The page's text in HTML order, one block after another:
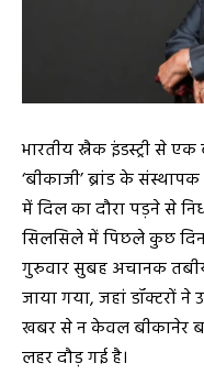
भारतीय स्नैक इंडस्ट्री से
‘बीकाजी’ ब्रांड के
में दिल का दौरा पड़ने से
सिलसिले में पिछले कुछ
गुरुवार सुबह अचानक
जाया गया, जहां डॉक्टरों
खबर से न केवल बीकानेर
लहर दौड़ गई है।